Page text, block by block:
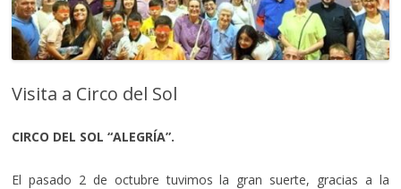
Visita a Circo del Sol
CIRCO DEL SOL “ALEGRÍA”.
El pasado 2 de octubre tuvimos la gran suerte, gracias a la